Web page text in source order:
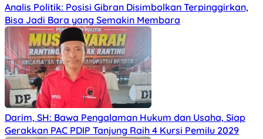
Analis Politik: Posisi Gibran Disimbolkan Terpinggirkan,
Bisa Jadi Bara yang Semakin Membara
Darim, SH: Bawa Pengalaman Hukum dan Usaha, Siap
Gerakkan PAC PDIP Tanjung Raih 4 Kursi Pemilu 2029